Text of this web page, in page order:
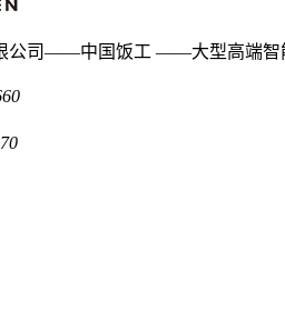
公司——中国饭工 ——大型高端智